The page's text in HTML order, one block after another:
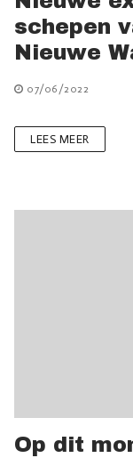
schepen
Nieuwe
07/06/2022
LEES MEER
Op dit